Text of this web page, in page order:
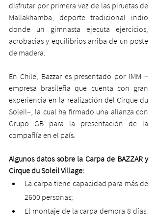
disfrutar por primera vez de las piruetas de
Mallakhamba, deporte tradicional indio
donde un gimnasta ejecuta ejercicios,
acrobacias y equilibrios arriba de un poste
de madera.
En Chile, Bazzar es presentado por IMM –
empresa brasileña que cuenta con gran
experiencia en la realización del Cirque du
Soleil–, la cual ha firmado una alianza con
Grupo GB para la presentación de la
compañía en el país.
Algunos datos sobre la Carpa de BAZZAR y
Cirque du Soleil Village:
La carpa tiene capacidad para más de
2600 personas;
El montaje de la carpa demora 8 días.